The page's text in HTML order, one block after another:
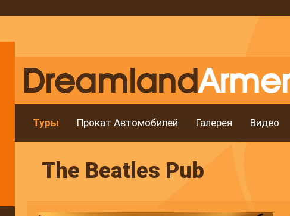
Туры Прокат Автомобилей Галерея Видео
The Beatles Pub